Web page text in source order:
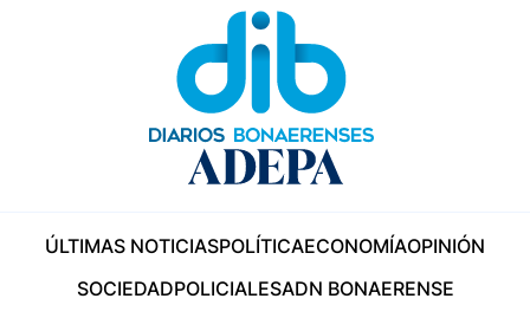
ÚLTIMAS NOTICIASPOLÍTICAECONOMÍAOPINIÓN
SOCIEDADPOLICIALESADN BONAERENSE